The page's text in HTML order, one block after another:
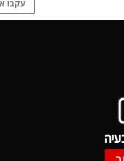
עקבו